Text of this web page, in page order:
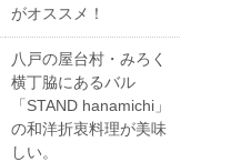
がオススメ！
八戸の屋台村・みろく
横丁脇にあるバル
「STAND hanamichi」
の和洋折衷料理が美味
しい。